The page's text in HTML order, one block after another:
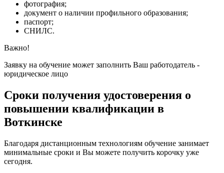
фотография;
документ о наличии профильного образования;
паспорт;
СНИЛС.
Важно!
Заявку на обучение может заполнить Ваш работодатель -
юридическое лицо
Сроки получения удостоверения о
повышении квалификации в
Воткинске
Благодаря дистанционным технологиям обучение занимает
минимальные сроки и Вы можете получить корочку уже
сегодня.